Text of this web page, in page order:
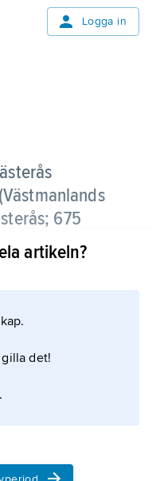
Logga in
675
om för
artikeln?
det!